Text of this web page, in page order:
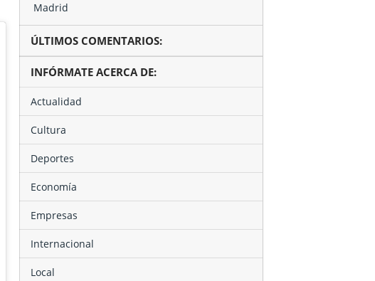
ÚLTIMOS COMENTARIOS:
INFÓRMATE ACERCA DE:
Actualidad
Cultura
Deportes
Economía
Empresas
Internacional
Local